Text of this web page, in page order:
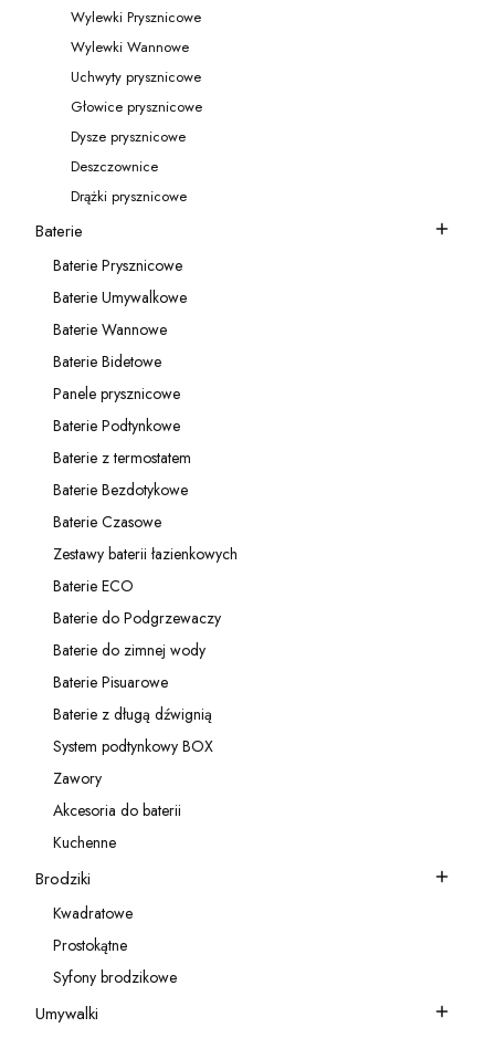
Kategoria - Wylewki Prysznicowe
Wylewki Prysznicowe
Kategoria - Wylewki Wannowe
Wylewki Wannowe
Kategoria - Uchwyty prysznicowe
Uchwyty prysznicowe
Kategoria - Głowice prysznicowe
Głowice prysznicowe
Kategoria - Dysze prysznicowe
Dysze prysznicowe
Kategoria - Deszczownice
Deszczownice
Kategoria - Drążki prysznicowe
Drążki prysznicowe
Kategoria - Baterie
Baterie
Kategoria - Baterie Prysznicowe
Baterie Prysznicowe
Kategoria - Baterie Umywalkowe
Baterie Umywalkowe
Kategoria - Baterie Wannowe
Baterie Wannowe
Kategoria - Baterie Bidetowe
Baterie Bidetowe
Kategoria - Panele prysznicowe
Panele prysznicowe
Kategoria - Baterie Podtynkowe
Baterie Podtynkowe
Kategoria - Baterie z termostatem
Baterie z termostatem
Kategoria - Baterie Bezdotykowe
Baterie Bezdotykowe
Kategoria - Baterie Czasowe
Baterie Czasowe
Kategoria - Zestawy baterii łazienkowych
Zestawy baterii łazienkowych
Kategoria - Baterie ECO
Baterie ECO
Kategoria - Baterie do Podgrzewaczy
Baterie do Podgrzewaczy
Kategoria - Baterie do zimnej wody
Baterie do zimnej wody
Kategoria - Baterie Pisuarowe
Baterie Pisuarowe
Kategoria - Baterie z długą dźwignią
Baterie z długą dźwignią
Kategoria - System podtynkowy BOX
System podtynkowy BOX
Kategoria - Zawory
Zawory
Kategoria - Akcesoria do baterii
Akcesoria do baterii
Kategoria - Kuchenne
Kuchenne
Kategoria - Brodziki
Brodziki
Kategoria - Kwadratowe
Kwadratowe
Kategoria - Prostokątne
Prostokątne
Kategoria - Syfony brodzikowe
Syfony brodzikowe
Kategoria - Umywalki
Umywalki